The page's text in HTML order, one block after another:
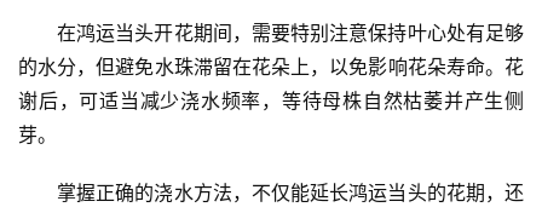
在鸿运当头开花期间，需要特别注意保持叶心处有足够
的水分，但避免水珠滞留在花朵上，以免影响花朵寿命。花
谢后，可适当减少浇水频率，等待母株自然枯萎并产生侧
芽。
掌握正确的浇水方法，不仅能延长鸿运当头的花期，还